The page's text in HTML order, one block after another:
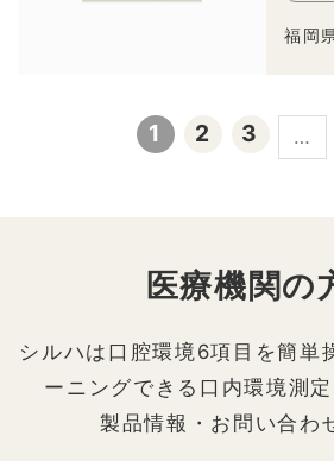
福岡
1 2 3 …
医療機関の
シルハは口腔環境6項目を簡単
ーニングできる口内環境測定
製品情報・お問い合わ